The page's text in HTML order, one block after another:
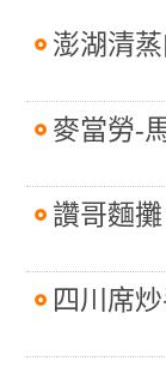
澎湖清
麥當勞-
讚哥麵攤
四川席